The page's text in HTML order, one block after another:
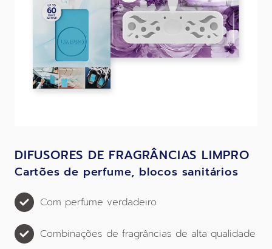
DIFUSORES DE FRAGRÂNCIAS LIMPRO
Cartões de perfume, blocos sanitários
Com perfume verdadeiro
Combinações de fragrâncias de alta qualidade